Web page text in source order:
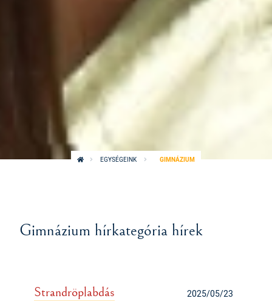
EGYSÉGEINK GIMNÁZIUM
Gimnázium hírkategória hírek
2025/05/23
Strandröplabdás